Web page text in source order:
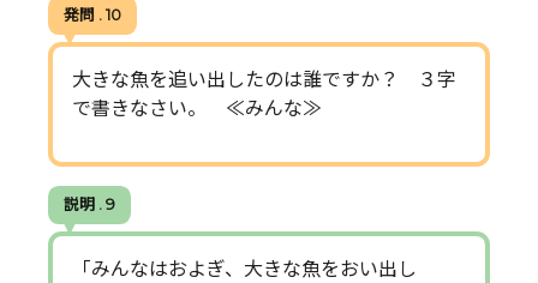
発問 . 10
大きな魚を追い出したのは誰ですか？ ３字
で書きなさい。 ≪みんな≫
説明 . 9
「みんなはおよぎ、大きな魚をおい出し